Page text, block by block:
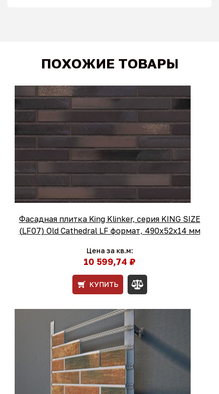
ПОХОЖИЕ ТОВАРЫ
Фасадная плитка King Klinker, серия KING SIZE
(LF07) Old Cathedral LF формат, 490х52х14 мм
Цена за кв.м:
10 599,74 ₽
КУПИТЬ